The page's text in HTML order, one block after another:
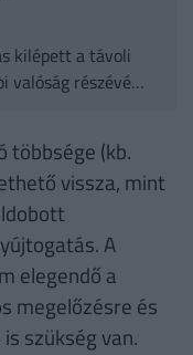
kilépett a távoli
valóság részévé
többsége (kb.
vissza, mint
A
elegendő a
megelőzésre és
szükség van.